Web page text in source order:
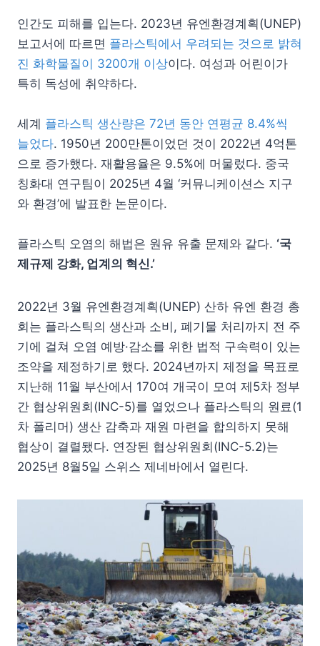
인간도 피해를 입는다. 2023년 유엔환경계획(UNEP)
보고서에 따르면 플라스틱에서 우려되는 것으로 밝혀
진 화학물질이 3200개 이상이다. 여성과 어린이가
특히 독성에 취약하다.
세계 플라스틱 생산량은 72년 동안 연평균 8.4%씩
늘었다. 1950년 200만톤이었던 것이 2022년 4억톤
으로 증가했다. 재활용율은 9.5%에 머물렀다. 중국
칭화대 연구팀이 2025년 4월 ‘커뮤니케이션스 지구
와 환경’에 발표한 논문이다.
플라스틱 오염의 해법은 원유 유출 문제와 같다. ‘국
제규제 강화, 업계의 혁신.’
2022년 3월 유엔환경계획(UNEP) 산하 유엔 환경 총
회는 플라스틱의 생산과 소비, 폐기물 처리까지 전 주
기에 걸쳐 오염 예방·감소를 위한 법적 구속력이 있는
조약을 제정하기로 했다. 2024년까지 제정을 목표로
지난해 11월 부산에서 170여 개국이 모여 제5차 정부
간 협상위원회(INC-5)를 열었으나 플라스틱의 원료(1
차 폴리머) 생산 감축과 재원 마련을 합의하지 못해
협상이 결렬됐다. 연장된 협상위원회(INC-5.2)는
2025년 8월5일 스위스 제네바에서 열린다.